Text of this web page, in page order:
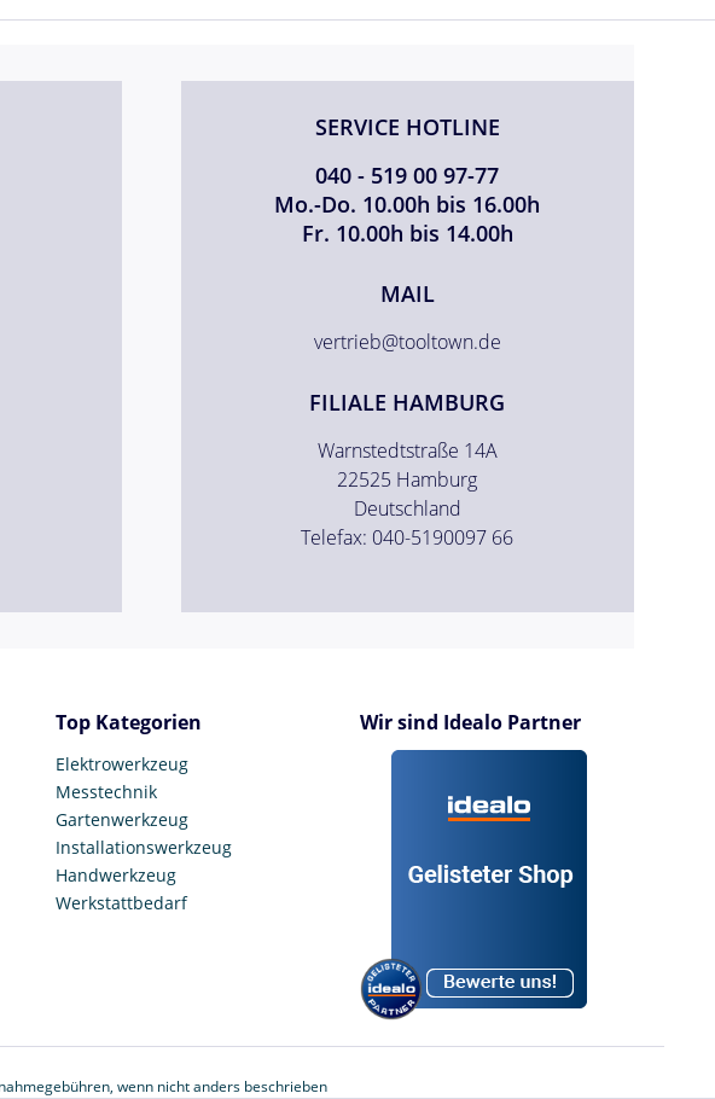
SERVICE HOTLINE
040 - 519 00 97-77
Mo.-Do. 10.00h bis 16.00h
Fr. 10.00h bis 14.00h
MAIL
vertrieb@tooltown.de
FILIALE HAMBURG
Warnstedtstraße 14A
22525 Hamburg
Deutschland
Telefax: 040-5190097 66
Top Kategorien
Elektrowerkzeug
Messtechnik
Gartenwerkzeug
Installationswerkzeug
Handwerkzeug
Werkstattbedarf
Wir sind Idealo Partner
wenn nicht anders beschrieben